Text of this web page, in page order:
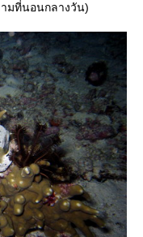
มที่นอนกลางวัน)